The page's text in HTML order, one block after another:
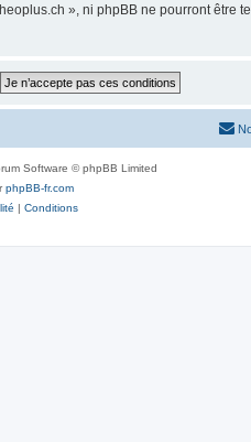
», ni phpBB ne pourront être
Software © phpBB Limited
phpBB-fr.com
| Conditions